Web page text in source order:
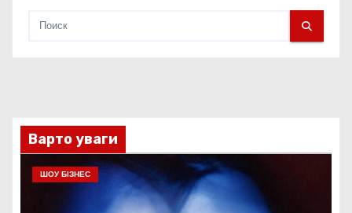
Варто уваги
ШОУ БІЗНЕС